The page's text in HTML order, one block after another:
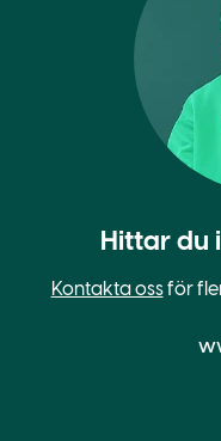
Hittar du
Kontakta ossför